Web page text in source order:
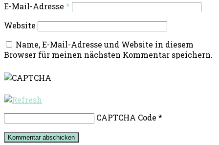
E-Mail-Adresse *
Website
Name, E-Mail-Adresse und Website in diesem
Browser für meinen nächsten Kommentar speichern.
CAPTCHA Code *